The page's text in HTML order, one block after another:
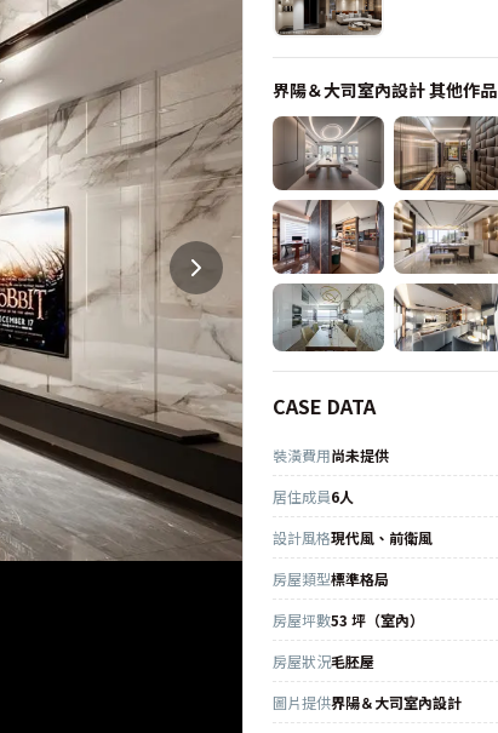
界陽＆大司室內設計其他作品
CASE DATA
裝潢費用尚未提供
居住成員6人
設計風格現代風、前衛風
房屋類型標準格局
房屋坪數53 坪（室內）
房屋狀況毛胚屋
圖片提供界陽＆大司室內設計